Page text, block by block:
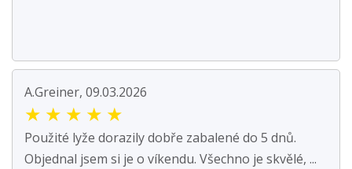
A.Greiner, 09.03.2026
★ ★ ★ ★ ★
Použité lyže dorazily dobře zabalené do 5 dnů.
Objednal jsem si je o víkendu. Všechno je skvělé, ...